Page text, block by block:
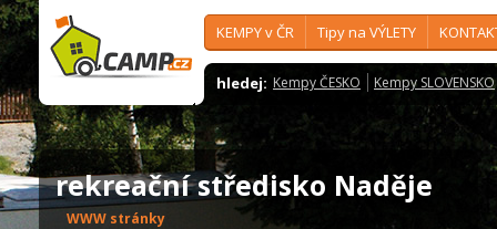
KEMPY v ČR Tipy na VÝLETY
hledej: Kempy ČESKO Kempy SLOVENSKO
rekreační středisko Naděje
WWW stránky